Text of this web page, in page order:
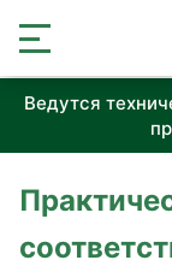
Ведутся